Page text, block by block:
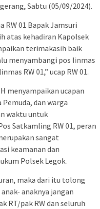
Sabtu (05/09/2024).
01 Bapak Jamsuri
atas kehadiran Kapolsek
terimakasih baik
menyambangi pos linmas
RW 01,” ucap RW 01.
menyampaikan ucapan
dan warga
waktu untuk
Satkamling RW 01, peran
sangat
keamanan dan
Polsek Legok.
maka dari itu tolong
anaknya jangan
RT/pak RW dan seluruh